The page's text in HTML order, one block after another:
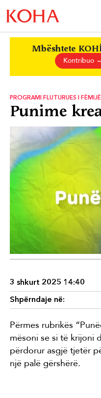
Mbështete
Kontribuo
PROGRAMI FLUTURUES I
Punime
3 shkurt 2025 14:40
Shpërndaje në:
Përmes rubrikës
mësoni se si të krijoni
përdorur asgjë tjetër
një palë gërshërë.